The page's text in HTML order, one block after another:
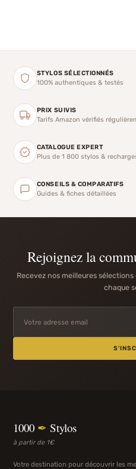
STYLOS SÉLECTIONNÉS
100% authentiques & testés
PRIX SUIVIS
Tarifs Amazon vérifiés
CATALOGUE EXPERT
Plus de 1 800 stylos &
CONSEILS & COMPARATIFS
Guides & fiches détaillées
Rejoignez la
Recevez nos meilleures
chaque
1000 ✒ Stylos
à partir de 1€
Votre destination pour découvrir les